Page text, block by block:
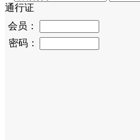
通行证
会员：
密码：